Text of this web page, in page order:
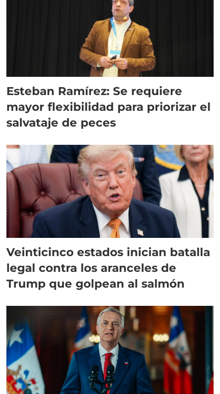
Esteban Ramírez: Se requiere
mayor flexibilidad para priorizar el
salvataje de peces
Veinticinco estados inician batalla
legal contra los aranceles de
Trump que golpean al salmón